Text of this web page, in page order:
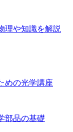
理や知識を解説
めの光学講座
部品の基礎